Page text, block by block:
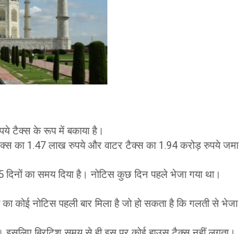
टैक्स के रूप में बकाया है।
का 1.47 लाख रुपये और वाटर टैक्स का 1.94 करोड़ रुपये जमा
का समय दिया है। नोटिस कुछ दिन पहले भेजा गया था।
कोई नोटिस पहली बार मिला है जो हो सकता है कि गलती से भेजा